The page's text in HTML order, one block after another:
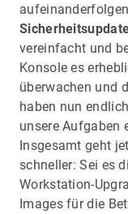
vereinfacht und
Konsole es
überwachen und
haben nun
unsere Aufgaben
Insgesamt geht
schneller: Sei es
Workstation-
Images für die